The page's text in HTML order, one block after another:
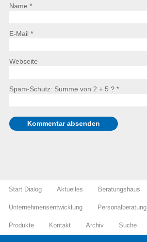
Name *
E-Mail *
Webseite
Spam-Schutz: Summe von 2 + 5 ? *
Start Dialog Aktuelles Beratungshaus
Unternehmensentwicklung Personalberatung
Produkte Kontakt Archiv Suche